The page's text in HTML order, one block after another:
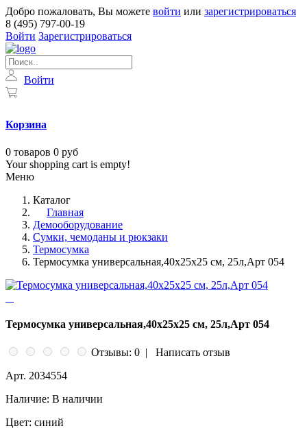
Добро пожаловать, Вы можете войти или зарегистрироваться
8 (495) 797-00-19
Войти Зарегистрироваться
Войти
Корзина
0 товаров 0 руб
Your shopping cart is empty!
Меню
Каталог
Главная
Демооборудование
Сумки, чемоданы и рюкзаки
Термосумка
Термосумка универсальная,40х25х25 см, 25л,Арт 054
Термосумка универсальная,40х25х25 см, 25л,Арт 054
Отзывы: 0 |
Написать отзыв
Арт. 2034554
Наличие: В наличии
Цвет: синий